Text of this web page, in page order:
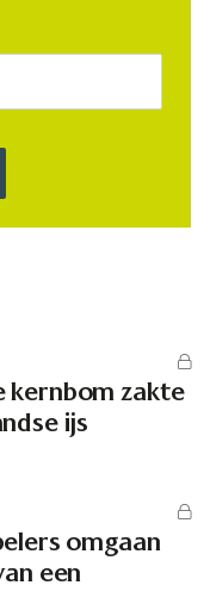
kernbom zakte
ijs
omgaan
een